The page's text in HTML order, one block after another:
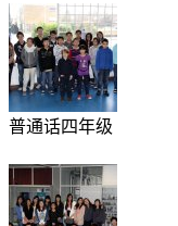
普通话四年级